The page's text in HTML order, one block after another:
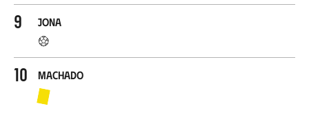
9 Jona
10 Machado